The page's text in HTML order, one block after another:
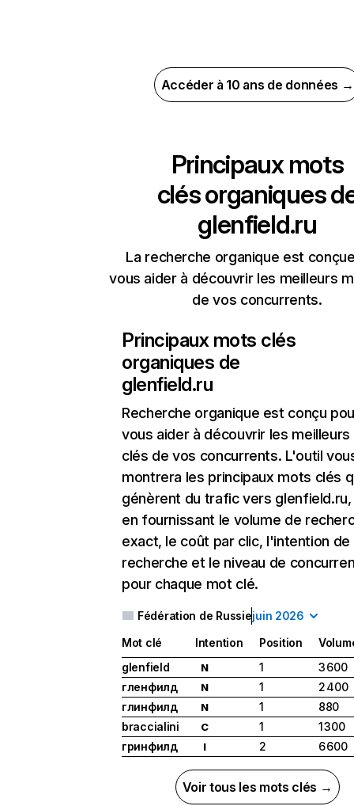
Accéder à 10 ans de données →
Principaux mots
clés organiques
glenfield.ru
La recherche organique est
vous aider à découvrir les meilleurs
de vos concurrents.
Principaux mots clés
organiques de
glenfield.ru
Recherche organique est conçu
vous aider à découvrir les
clés de vos concurrents. L'outil
montrera les principaux mots clés
génèrent du trafic vers
en fournissant le volume de
exact, le coût par clic, l'intention de
recherche et le niveau de
pour chaque mot clé.
Fédération de Russiejuin 2026
Mot clé Intention Position
glenfield
N 1
3 600
гленфилд
N 1
2 400
глинфилд
N 1
880
braccialini
C 1
1 300
гринфилд
I 2 6 600
Voir tous les mots clés →